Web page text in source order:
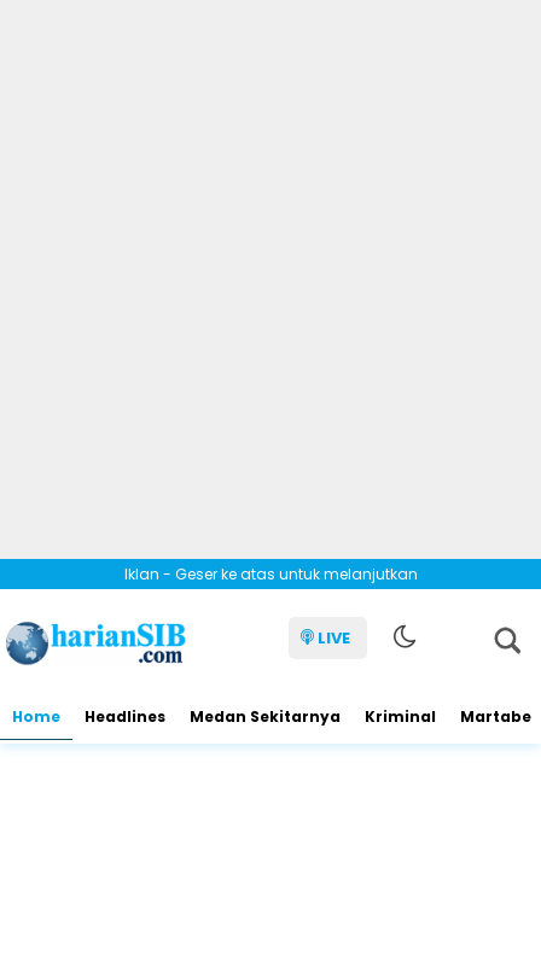
Iklan - Geser ke atas untuk melanjutkan
LIVE
Home Headlines Medan Sekitarnya Kriminal Martabe